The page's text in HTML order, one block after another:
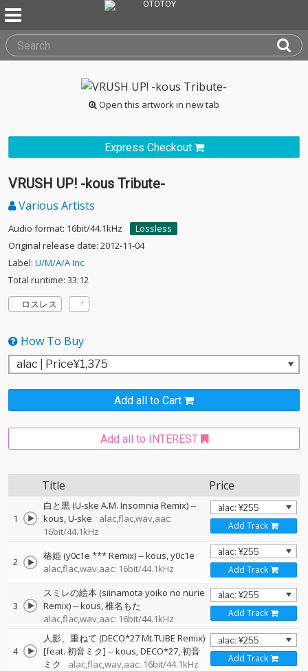
Open this artwork in new tab
Express Checkout
VRUSH UP! -kous Tribute-
Various Artists
Audio format: 16bit/44.1kHz
Lossless
Original release date: 2012-11-04
Label: U/M/A/A Inc.
Total runtime: 33:12
ロスレス
How To Buy
Add all to Cart
Add all to INTEREST
Title Price
1
白と黒 (U-ske A.M. Insomnia Remix)--
kous U-ske
alac,flac,wav,aac:
16bit/44.1kHz
Add Track
2 椿姫 (y0c1e *** Remix)--kous y0c1e
alac,flac,wav,aac: 16bit/44.1kHz
Add Track
3
スミレの絵本 (siinamota yoiko no nurie
Remix)--kous 椎名もた
alac,flac,wav,aac: 16bit/44.1kHz
Add Track
4
人影、重ねて (DECO*27 Mt.TUBE Remix)
[feat. 初音ミク] --kous DECO*27 初音
ミク
alac,flac,wav,aac: 16bit/44.1kHz Add Track